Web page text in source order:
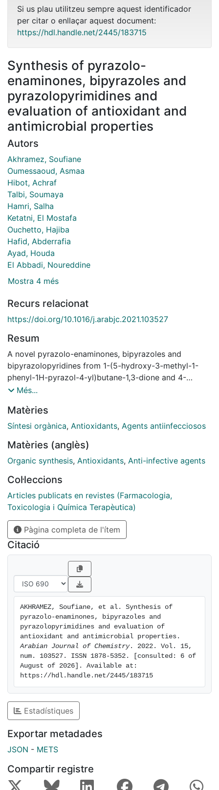
Si us plau utilitzeu sempre aquest identificador
per citar o enllaçar aquest document:
https://hdl.handle.net/2445/183715
Synthesis of pyrazolo-
enaminones, bipyrazoles and
pyrazolopyrimidines and
evaluation of antioxidant and
antimicrobial properties
Autors
Akhramez, Soufiane
Oumessaoud, Asmaa
Hibot, Achraf
Talbi, Soumaya
Hamri, Salha
Ketatni, El Mostafa
Ouchetto, Hajiba
Hafid, Abderrafia
Ayad, Houda
El Abbadi, Noureddine
Mostra 4 més
Recurs relacionat
https://doi.org/10.1016/j.arabjc.2021.103527
Resum
A novel pyrazolo-enaminones, bipyrazoles and
bipyrazolopyridines from 1-(5-hydroxy-3-methyl-1-
phenyl-1H-pyrazol-4-yl)butane-1,3-dione and 4-
methyl-2-phenyl-2H-pyrazolo[3,4-b]pyridine-
heating with microwave radiation without any catalyst.
The pyridine and pyrazole ring formation has been
by formylation followed by intramolecular cyclization.
The general applicability for the synthesis of the
pyrazolo-pyridines heterocycles was attributed to
simplicity of operation, synthesis without catalyst,
energy efficiency (shorter reaction time under
microwave irradiation), good yields, more
environmentally friendly and more cost-effective
procedure. The antioxidant activity of new
heterocyclic compounds was evaluated by free radical
scavenging by DPPH assay. Several of these
compounds showed good activity against both Gram-
positive (S. aureus) and Gram-negative (E. coli)
Més...
Matèries
Síntesi orgànica, Antioxidants, Agents antiinfecciosos
Matèries (anglès)
Organic synthesis, Antioxidants, Anti-infective agents
Col·leccions
Articles publicats en revistes (Farmacologia,
Toxicologia i Química Terapèutica)
Pàgina completa de l'ítem
Citació
AKHRAMEZ, Soufiane, et al. Synthesis of
pyrazolo-enaminones, bipyrazoles and
pyrazolopyrimidines and evaluation of
Arabian Journal of Chemistry. 2022. Vol. 15,
num. 103527. ISSN 1878-5352. [consulted: 6 of
August of 2026]. Available at:
https://hdl.handle.net/2445/183715
Estadístiques
Exportar metadades
JSON - METS
Compartir registre